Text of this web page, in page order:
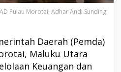
Pulau Morotai, Adhar Andi Sunding
Daerah (Pemda)
Maluku Utara
Keuangan dan